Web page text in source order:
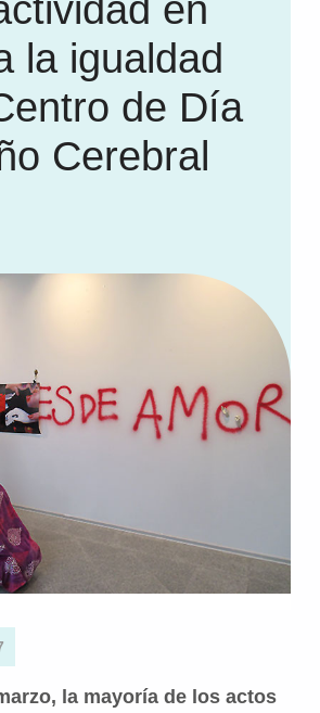
en
la igualdad
de Día
Cerebral
la mayoría de los actos